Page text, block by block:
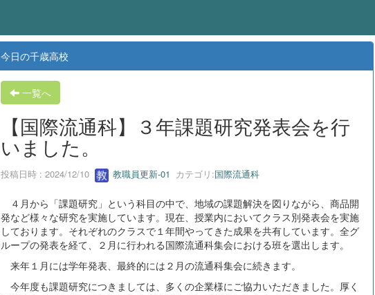
今日の千歳高校
一覧へ
【国際流通科】３年課題研究発表会を行
いました。
投稿日時 : 2024/12/10 教職員更新-01 カテゴリ:国際流通科
４月から「課題研究」という科目の中で、地域の課題解決を図りながら、商品開
発など様々な研究を実施しています。現在、授業内においてクラス別発表会を実施
しております。それぞれのクラスで１年間やってきた成果を共有しています。全グ
ループの発表を経て、２月に行われる国際流通科集会における班を選出します。
来年１月には学年発表、最終的には２月の流通科集会に続きます。
今年度も課題研究につきましては、多くの企業様にご協力いただきました。厚く